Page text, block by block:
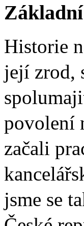
Historie
její zrod,
povolení
začali
jsme se